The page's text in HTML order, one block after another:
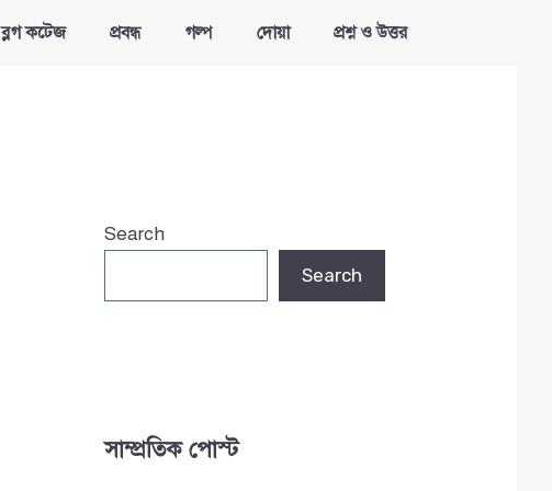
ব্লগ কটেজ প্রবন্ধ গল্প দোয়া প্রশ্ন ও উত্তর
Search
Search
সাম্প্রতিক পোস্ট